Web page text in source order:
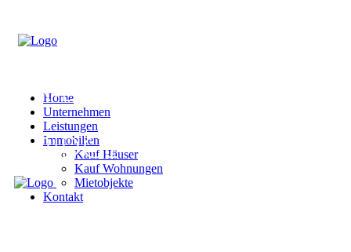
Home
Unternehmen
Leistungen
Immobilien
Kauf Häuser
Kauf Wohnungen
Mietobjekte
Kontakt